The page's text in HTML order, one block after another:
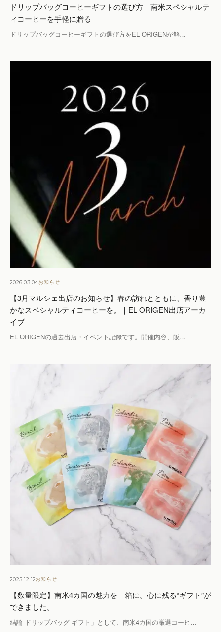
ドリップバッグコーヒーギフトの選び方｜南米スペシャルテ
ィコーヒーを手軽に贈る
ドリップバッグコーヒーギフトの選び方をEL ORIGENが解…
2026.03.04お知らせ
【3月マルシェ出店のお知らせ】春の訪れとともに、香り豊
かなスペシャルティコーヒーを。｜EL ORIGEN出店アーカ
イブ
EL ORIGENの過去出店・イベント記録です。開催内容、販…
2025.12.12お知らせ
【数量限定】南米4カ国の魅力を一箱に。心に残る“ギフト”が
できました。
結論 ドリップバッグ ギフト」として、南米4カ国の厳選コーヒ…